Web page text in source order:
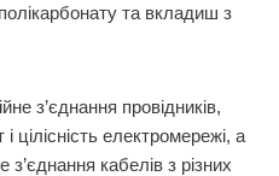
та вкладиш з
з’єднання провідників,
цілісність електромережі, а
кабелів з різних